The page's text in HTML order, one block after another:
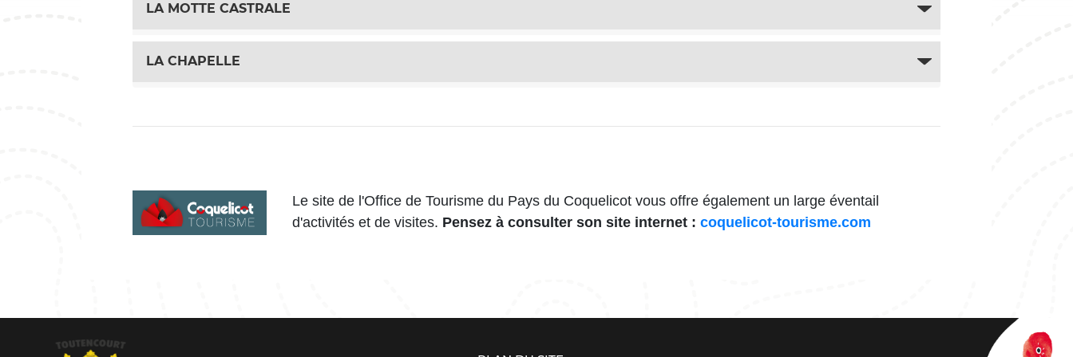
LA MOTTE CASTRALE
LA CHAPELLE
Le site de l'Office de Tourisme du Pays du Coquelicot vous offre également un large éventail
d'activités et de visites. Pensez à consulter son site internet : coquelicot-tourisme.com